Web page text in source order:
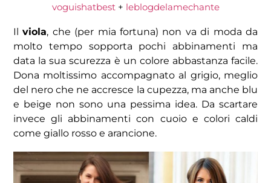
voguishatbest+ leblogdelamechante
Ilviola, che (per mia fortuna) non va di moda da
molto tempo sopporta pochi abbinamenti ma
data la sua scurezza è un colore abbastanza facile.
Dona moltissimo accompagnato al grigio, meglio
del nero che ne accresce la cupezza, ma anche blu
e beige non sono una pessima idea. Da scartare
invece gli abbinamenti con cuoio e colori caldi
come giallo rosso e arancione.